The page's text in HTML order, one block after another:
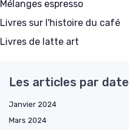
Mélanges espresso
Livres sur l'histoire du café
Livres de latte art
Les articles par date
Janvier 2024
Mars 2024